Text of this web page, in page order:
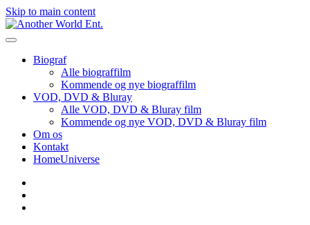
Skip to main content
Biograf
Alle biograffilm
Kommende og nye biograffilm
VOD, DVD & Bluray
Alle VOD, DVD & Bluray film
Kommende og nye VOD, DVD & Bluray film
Om os
Kontakt
HomeUniverse